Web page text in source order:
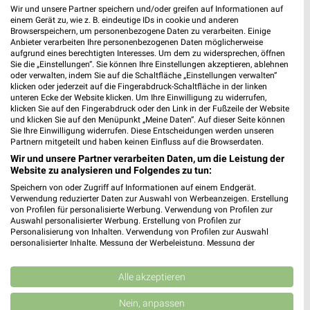
3,9 km
Angebote ab 01.08.
Noch morgen gültig
25,2 km
Dieter Knoll
Gültig bis Fr. 14.08.
XXXLutz
25,2 km
Kaufland
0,2 km
Angebote ab 06.08.
Wir und unsere Partner speichern und/oder greifen auf Informationen auf
einem Gerät zu, wie z. B. eindeutige IDs in cookie und anderen
Browserspeichern, um personenbezogene Daten zu verarbeiten. Einige
Anbieter verarbeiten Ihre personenbezogenen Daten möglicherweise
aufgrund eines berechtigten Interesses. Um dem zu widersprechen, öffnen
Sie die „Einstellungen“. Sie können Ihre Einstellungen akzeptieren, ablehnen
oder verwalten, indem Sie auf die Schaltfläche „Einstellungen verwalten“
klicken oder jederzeit auf die Fingerabdruck-Schaltfläche in der linken
unteren Ecke der Website klicken. Um Ihre Einwilligung zu widerrufen,
klicken Sie auf den Fingerabdruck oder den Link in der Fußzeile der Website
und klicken Sie auf den Menüpunkt „Meine Daten“. Auf dieser Seite können
Sie Ihre Einwilligung widerrufen. Diese Entscheidungen werden unseren
Partnern mitgeteilt und haben keinen Einfluss auf die Browserdaten.
Wir und unsere Partner verarbeiten Daten, um die Leistung der
Website zu analysieren und Folgendes zu tun:
Speichern von oder Zugriff auf Informationen auf einem Endgerät.
Verwendung reduzierter Daten zur Auswahl von Werbeanzeigen. Erstellung
von Profilen für personalisierte Werbung. Verwendung von Profilen zur
Auswahl personalisierter Werbung. Erstellung von Profilen zur
Personalisierung von Inhalten. Verwendung von Profilen zur Auswahl
personalisierter Inhalte. Messung der Werbeleistung. Messung der
Kombinationen von Daten aus verschiedenen Quellen. Entwicklung und
Verbesserung der Angebote. Verwendung reduzierter Daten zur Auswahl
von Inhalten.
Daten können außerhalb der Europäischen Union weitergegeben und in die
Alle akzeptieren
Nein, anpassen